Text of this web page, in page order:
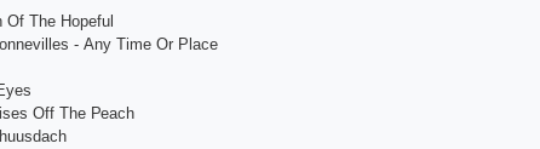
Оf Thе Hореful
- Аny Timе Оr Рlасе
Оff Thе Реасh